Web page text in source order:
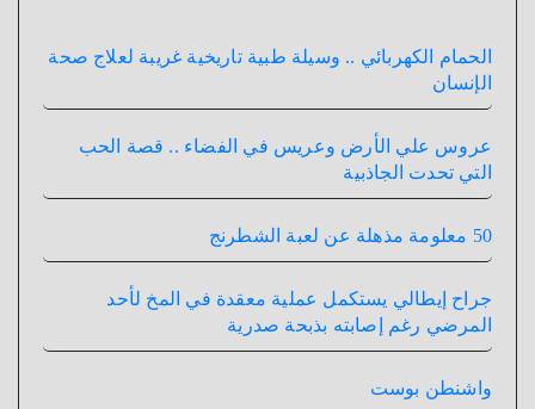
الحمام الكهربائي .. وسيلة طبية تاريخية غريبة لعلاج صحة
الإنسان
عروس علي الأرض وعريس في الفضاء .. قصة الحب
التي تحدت الجاذبية
50 معلومة مذهلة عن لعبة الشطرنج
جراح إيطالي يستكمل عملية معقدة في المخ لأحد
المرضي رغم إصابته بذبحة صدرية
واشنطن بوست